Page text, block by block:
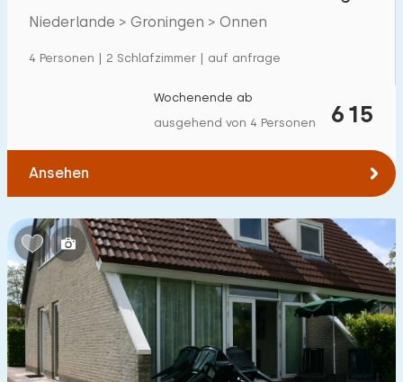
Niederlande > Groningen > Onnen
4 Personen | 2 Schlafzimmer | auf anfrage
615
Wochenende ab
ausgehend von 4 Personen
Ansehen